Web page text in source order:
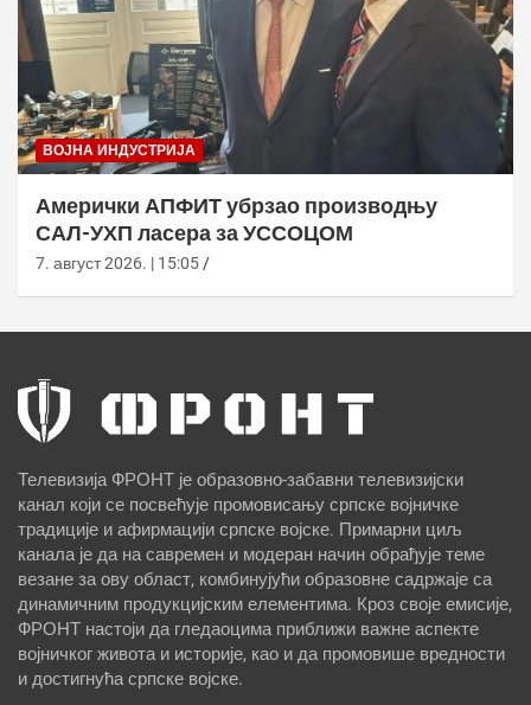
ВОЈНА ИНДУСТРИЈА
Амерички АПФИТ убрзао производњу
САЛ-УХП ласера за УССОЦОМ
7. август 2026. | 15:05
Телевизија ФРОНТ је образовно-забавни телевизијски
канал који се посвећује промовисању српске војничке
традиције и афирмацији српске војске. Примарни циљ
канала је да на савремен и модеран начин обрађује теме
везане за ову област, комбинујући образовне садржаје са
динамичним продукцијским елементима. Кроз своје емисије,
ФРОНТ настоји да гледаоцима приближи важне аспекте
војничког живота и историје, као и да промовише вредности
и достигнућа српске војске.